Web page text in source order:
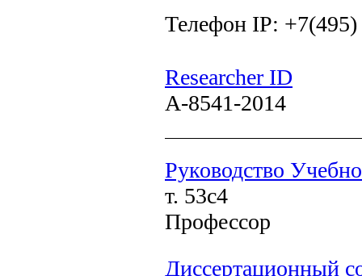
Телефон IP:
Researcher ID
A-8541-2014
Руководство
т. 53с4
Профессор
Диссертационный